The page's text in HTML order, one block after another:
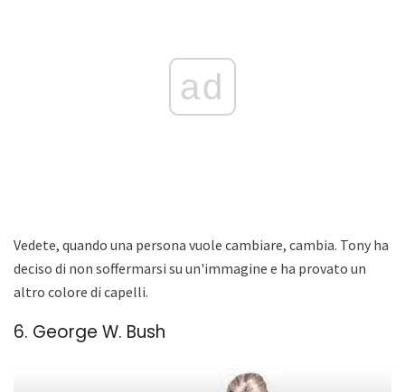
ad
Vedete, quando una persona vuole cambiare, cambia. Tony ha
deciso di non soffermarsi su un'immagine e ha provato un
altro colore di capelli.
6. George W. Bush